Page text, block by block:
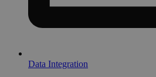
Data Integration